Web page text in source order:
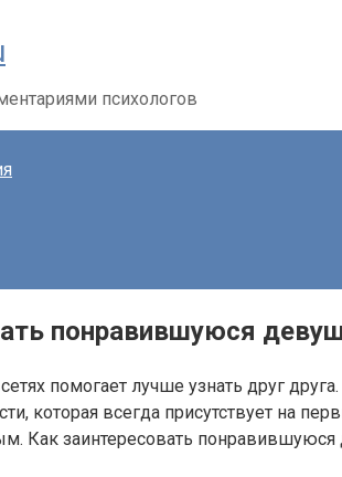
психологов
понравившуюся
помогает лучше узнать друг
которая всегда присутствует на
Как заинтересовать